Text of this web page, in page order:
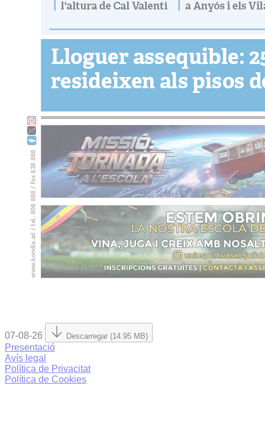
07-08-26 Descarregar (14.95 MB)
Presentació
Avís legal
Política de Privacitat
Política de Cookies